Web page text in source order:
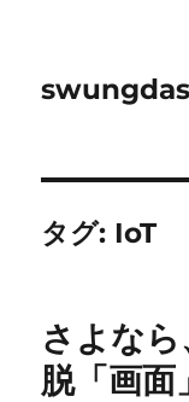
タグ: IoT
さよな
脱「画面